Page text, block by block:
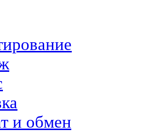
и обмен